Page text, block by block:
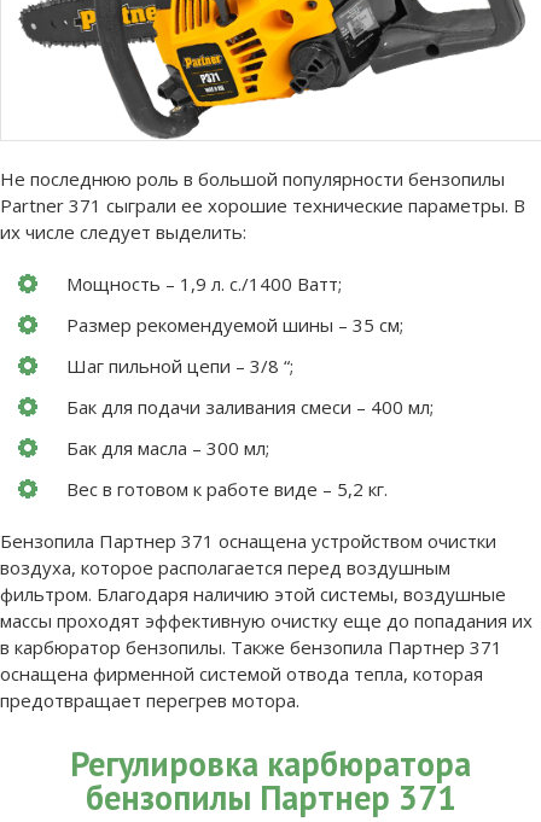
Не последнюю роль в большой популярности бензопилы
Partner 371 сыграли ее хорошие технические параметры. В
их числе следует выделить:
Мощность – 1,9 л. с./1400 Ватт;
Размер рекомендуемой шины – 35 см;
Шаг пильной цепи – 3/8 “;
Бак для подачи заливания смеси – 400 мл;
Бак для масла – 300 мл;
Вес в готовом к работе виде – 5,2 кг.
Бензопила Партнер 371 оснащена устройством очистки
воздуха, которое располагается перед воздушным
фильтром. Благодаря наличию этой системы, воздушные
массы проходят эффективную очистку еще до попадания их
в карбюратор бензопилы. Также бензопила Партнер 371
оснащена фирменной системой отвода тепла, которая
предотвращает перегрев мотора.
Регулировка карбюратора
бензопилы Партнер 371